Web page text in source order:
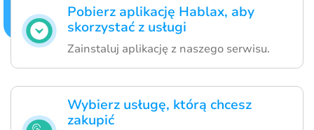
Pobierz aplikację Hablax, aby
skorzystać z usługi
Zainstaluj aplikację z naszego serwisu.
Wybierz usługę, którą chcesz
zakupić